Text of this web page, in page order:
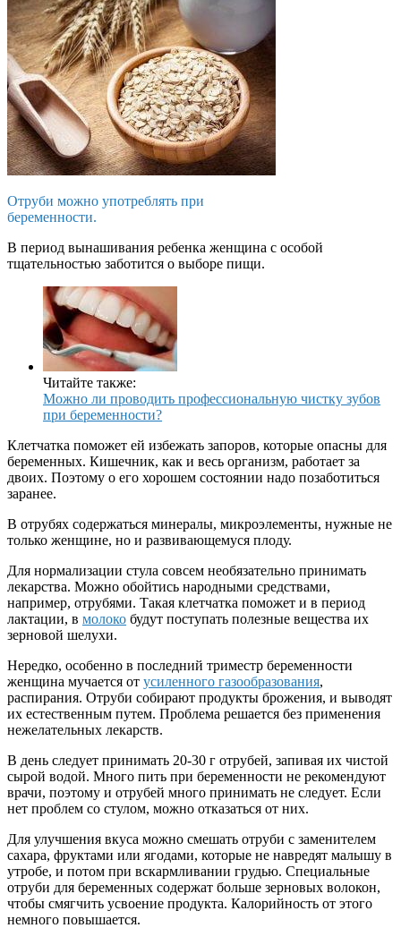
Отруби можно употреблять при
беременности.
В период вынашивания ребенка женщина с особой
тщательностью заботится о выборе пищи.
Читайте также:
Можно ли проводить профессиональную чистку зубов
при беременности?
Клетчатка поможет ей избежать запоров, которые опасны для
беременных. Кишечник, как и весь организм, работает за
двоих. Поэтому о его хорошем состоянии надо позаботиться
заранее.
В отрубях содержаться минералы, микроэлементы, нужные не
только женщине, но и развивающемуся плоду.
Для нормализации стула совсем необязательно принимать
лекарства. Можно обойтись народными средствами,
например, отрубями. Такая клетчатка поможет и в период
лактации, в молоко будут поступать полезные вещества их
зерновой шелухи.
Нередко, особенно в последний триместр беременности
женщина мучается от усиленного газообразования,
распирания. Отруби собирают продукты брожения, и выводят
их естественным путем. Проблема решается без применения
нежелательных лекарств.
В день следует принимать 20-30 г отрубей, запивая их чистой
сырой водой. Много пить при беременности не рекомендуют
врачи, поэтому и отрубей много принимать не следует. Если
нет проблем со стулом, можно отказаться от них.
Для улучшения вкуса можно смешать отруби с заменителем
сахара, фруктами или ягодами, которые не навредят малышу в
утробе, и потом при вскармливании грудью. Специальные
отруби для беременных содержат больше зерновых волокон,
чтобы смягчить усвоение продукта. Калорийность от этого
немного повышается.